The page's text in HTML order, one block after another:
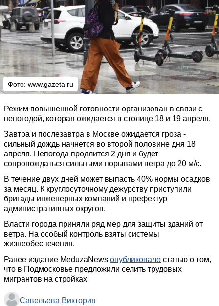
Фото: www.gazeta.ru
Режим повышенной готовности организован в связи с
непогодой, которая ожидается в столице 18 и 19 апреля.
Завтра и послезавтра в Москве ожидается гроза -
сильный дождь начнется во второй половине дня 18
апреля. Непогода продлится 2 дня и будет
сопровождаться сильными порывами ветра до 20 м/с.
В течение двух дней может выпасть 40% нормы осадков
за месяц. К круглосуточному дежурству приступили
бригады инженерных компаний и префектур
административных округов.
Власти города приняли ряд мер для защиты зданий от
ветра. На особый контроль взяты системы
жизнеобеспечения.
Ранее издание MeduzaNews опубликовало статью о том,
что в Подмосковье предложили селить трудовых
мигрантов на стройках.
Савельева Виктория